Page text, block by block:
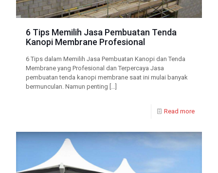
6 Tips Memilih Jasa Pembuatan Tenda
Kanopi Membrane Profesional
6 Tips dalam Memilih Jasa Pembuatan Kanopi dan Tenda
Membrane yang Profesional dan Terpercaya Jasa
pembuatan tenda kanopi membrane saat ini mulai banyak
bermunculan. Namun penting […]
Read more